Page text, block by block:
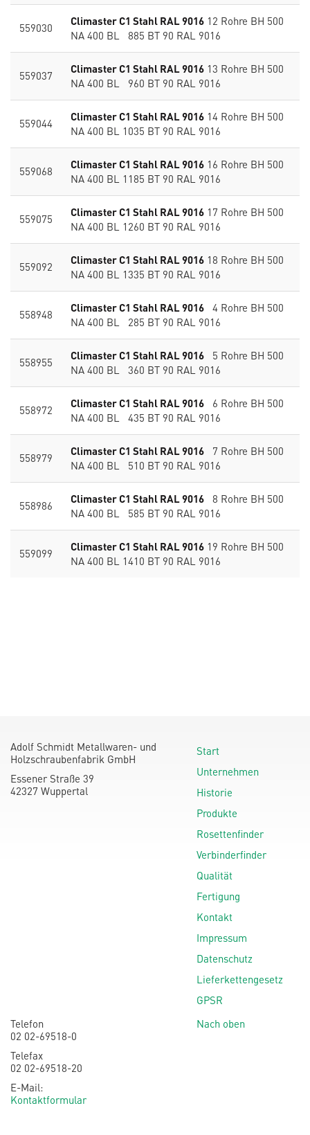
559030 Climaster C1 Stahl RAL 9016 12 Rohre BH 500
NA 400 BL 885 BT 90 RAL 9016
559037 Climaster C1 Stahl RAL 9016 13 Rohre BH 500
NA 400 BL 960 BT 90 RAL 9016
559044 Climaster C1 Stahl RAL 9016 14 Rohre BH 500
NA 400 BL 1035 BT 90 RAL 9016
559068 Climaster C1 Stahl RAL 9016 16 Rohre BH 500
NA 400 BL 1185 BT 90 RAL 9016
559075 Climaster C1 Stahl RAL 9016 17 Rohre BH 500
NA 400 BL 1260 BT 90 RAL 9016
559092 Climaster C1 Stahl RAL 9016 18 Rohre BH 500
NA 400 BL 1335 BT 90 RAL 9016
558948 Climaster C1 Stahl RAL 9016 4 Rohre BH 500
NA 400 BL 285 BT 90 RAL 9016
558955 Climaster C1 Stahl RAL 9016 5 Rohre BH 500
NA 400 BL 360 BT 90 RAL 9016
558972 Climaster C1 Stahl RAL 9016 6 Rohre BH 500
NA 400 BL 435 BT 90 RAL 9016
558979 Climaster C1 Stahl RAL 9016 7 Rohre BH 500
NA 400 BL 510 BT 90 RAL 9016
558986 Climaster C1 Stahl RAL 9016 8 Rohre BH 500
NA 400 BL 585 BT 90 RAL 9016
559099 Climaster C1 Stahl RAL 9016 19 Rohre BH 500
NA 400 BL 1410 BT 90 RAL 9016
Adolf Schmidt Metallwaren- und
Holzschraubenfabrik GmbH
Essener Straße 39
42327 Wuppertal
Start
Unternehmen
Historie
Produkte
Rosettenfinder
Verbinderfinder
Qualität
Fertigung
Kontakt
Impressum
Datenschutz
Lieferkettengesetz
GPSR
Telefon
02 02-69518-0
Telefax
02 02-69518-20
E-Mail:
Kontaktformular
Nach oben